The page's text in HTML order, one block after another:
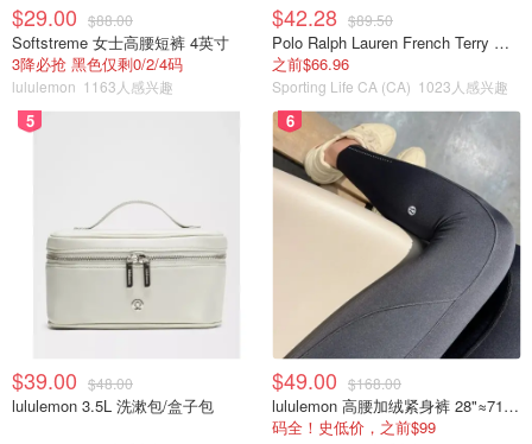
$29.00 $88.00
Softstreme 女士高腰短裤 4英寸
3降必抢 黑色仅剩0/2/4码
lululemon 1163人感兴趣
$42.28 $89.50
Polo Ralph Lauren French Terry 女童连帽卫衣 7-16码
之前$66.96
Sporting Life CA (CA) 1023人感兴趣
5
$39.00 $48.00
lululemon 3.5L 洗漱包/盒子包
6
$49.00 $168.00
lululemon 高腰加绒紧身裤 28"≈71cm 5个口袋
码全！史低价，之前$99